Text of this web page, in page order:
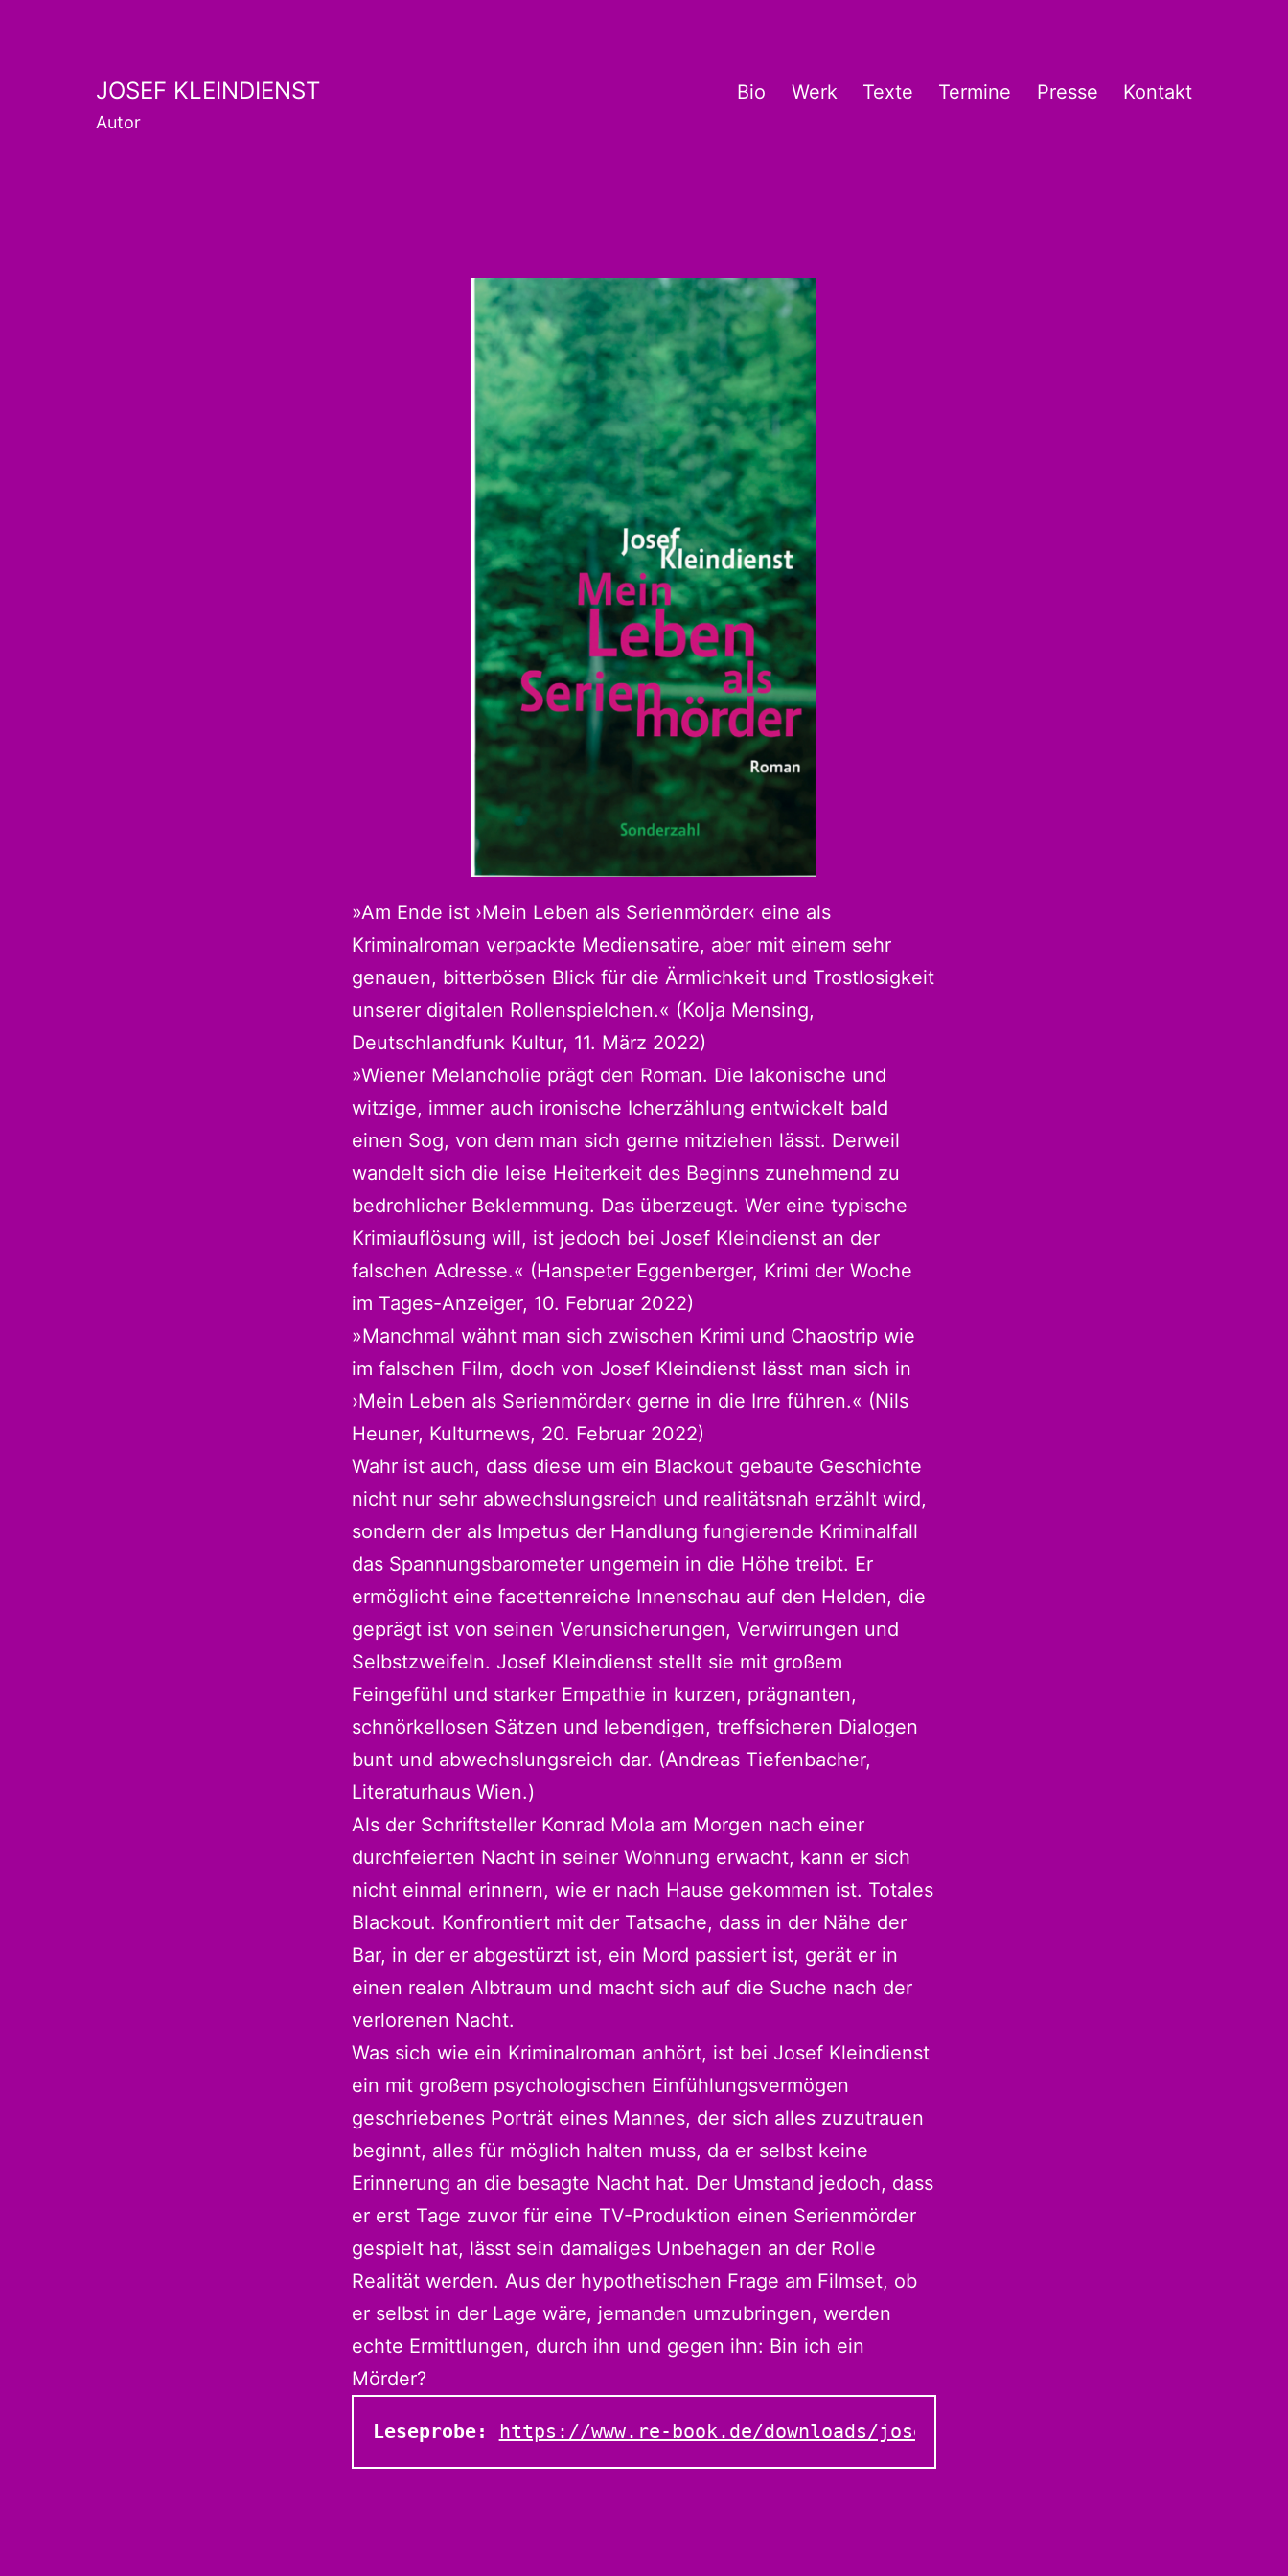
JOSEF KLEINDIENST
Autor
Bio Werk Texte Termine Presse Kontakt
»Am Ende ist ›Mein Leben als Serienmörder‹ eine als
Kriminalroman verpackte Mediensatire, aber mit einem sehr
genauen, bitterbösen Blick für die Ärmlichkeit und Trostlosigkeit
unserer digitalen Rollenspielchen.« (Kolja Mensing,
Deutschlandfunk Kultur, 11. März 2022)
»Wiener Melancholie prägt den Roman. Die lakonische und
witzige, immer auch ironische Icherzählung entwickelt bald
einen Sog, von dem man sich gerne mitziehen lässt. Derweil
wandelt sich die leise Heiterkeit des Beginns zunehmend zu
bedrohlicher Beklemmung. Das überzeugt. Wer eine typische
Krimiauflösung will, ist jedoch bei Josef Kleindienst an der
falschen Adresse.« (Hanspeter Eggenberger, Krimi der Woche
im Tages-Anzeiger, 10. Februar 2022)
»Manchmal wähnt man sich zwischen Krimi und Chaostrip wie
im falschen Film, doch von Josef Kleindienst lässt man sich in
›Mein Leben als Serienmörder‹ gerne in die Irre führen.« (Nils
Heuner, Kulturnews, 20. Februar 2022)
Wahr ist auch, dass diese um ein Blackout gebaute Geschichte
nicht nur sehr abwechslungsreich und realitätsnah erzählt wird,
sondern der als Impetus der Handlung fungierende Kriminalfall
das Spannungsbarometer ungemein in die Höhe treibt. Er
ermöglicht eine facettenreiche Innenschau auf den Helden, die
geprägt ist von seinen Verunsicherungen, Verwirrungen und
Selbstzweifeln. Josef Kleindienst stellt sie mit großem
Feingefühl und starker Empathie in kurzen, prägnanten,
schnörkellosen Sätzen und lebendigen, treffsicheren Dialogen
bunt und abwechslungsreich dar. (Andreas Tiefenbacher,
Literaturhaus Wien.)
Als der Schriftsteller Konrad Mola am Morgen nach einer
durchfeierten Nacht in seiner Wohnung erwacht, kann er sich
nicht einmal erinnern, wie er nach Hause gekommen ist. Totales
Blackout. Konfrontiert mit der Tatsache, dass in der Nähe der
Bar, in der er abgestürzt ist, ein Mord passiert ist, gerät er in
einen realen Albtraum und macht sich auf die Suche nach der
verlorenen Nacht.
Was sich wie ein Kriminalroman anhört, ist bei Josef Kleindienst
ein mit großem psychologischen Einfühlungsvermögen
geschriebenes Porträt eines Mannes, der sich alles zuzutrauen
beginnt, alles für möglich halten muss, da er selbst keine
Erinnerung an die besagte Nacht hat. Der Umstand jedoch, dass
er erst Tage zuvor für eine TV-Produktion einen Serienmörder
gespielt hat, lässt sein damaliges Unbehagen an der Rolle
Realität werden. Aus der hypothetischen Frage am Filmset, ob
er selbst in der Lage wäre, jemanden umzubringen, werden
echte Ermittlungen, durch ihn und gegen ihn: Bin ich ein
Mörder?
Leseprobe: https://www.re-book.de/downloads/josef-kleindienst-mein-leben-als-